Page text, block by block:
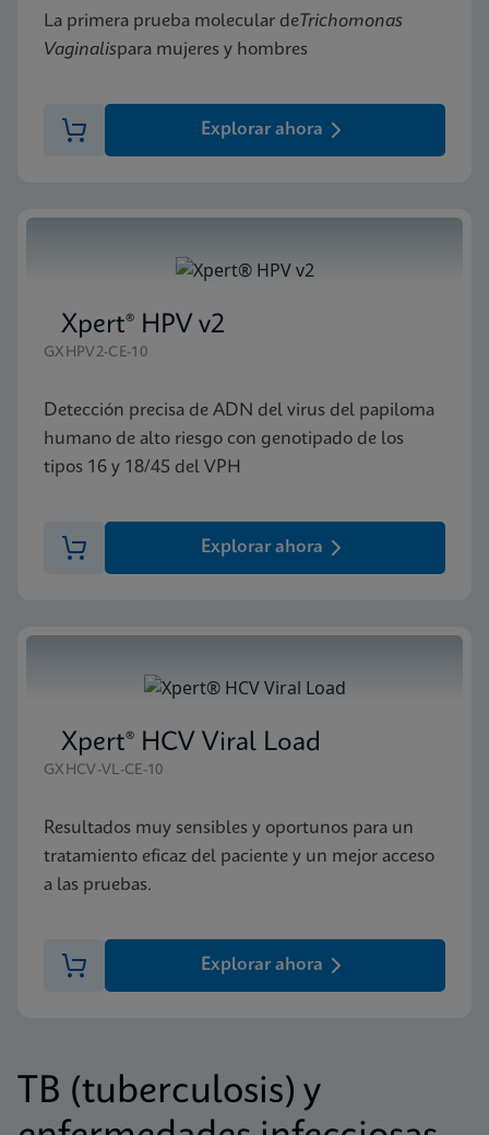
La primera prueba molecular deTrichomonas
Vaginalispara mujeres y hombres
Explorar ahora
Xpert® HPV v2
GXHPV2-CE-10
Detección precisa de ADN del virus del papiloma
humano de alto riesgo con genotipado de los
tipos 16 y 18/45 del VPH
Explorar ahora
Xpert® HCV Viral Load
GXHCV-VL-CE-10
Resultados muy sensibles y oportunos para un
tratamiento eficaz del paciente y un mejor acceso
a las pruebas.
Explorar ahora
TB (tuberculosis) y